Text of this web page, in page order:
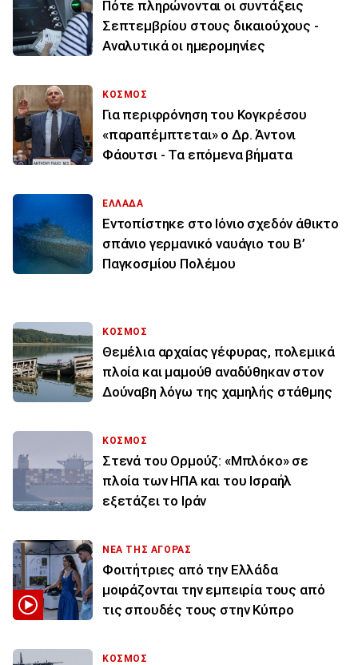
Πότε πληρώνονται οι συντάξεις
Σεπτεμβρίου στους δικαιούχους -
Αναλυτικά οι ημερομηνίες
ΚΟΣΜΟΣ
Για περιφρόνηση του Κογκρέσου
«παραπέμπτεται» ο Δρ. Άντονι
Φάουτσι - Τα επόμενα βήματα
ΕΛΛΑΔΑ
Εντοπίστηκε στο Ιόνιο σχεδόν άθικτο
σπάνιο γερμανικό ναυάγιο του Β’
Παγκοσμίου Πολέμου
ΚΟΣΜΟΣ
Θεμέλια αρχαίας γέφυρας, πολεμικά
πλοία και μαμούθ αναδύθηκαν στον
Δούναβη λόγω της χαμηλής στάθμης
ΚΟΣΜΟΣ
Στενά του Ορμούζ: «Μπλόκο» σε
πλοία των ΗΠΑ και του Ισραήλ
εξετάζει το Ιράν
ΝΕΑ ΤΗΣ ΑΓΟΡΑΣ
Φοιτήτριες από την Ελλάδα
μοιράζονται την εμπειρία τους από
τις σπουδές τους στην Κύπρο
ΚΟΣΜΟΣ